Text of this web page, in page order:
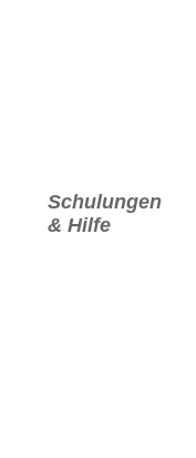
Schulungen
& Hilfe